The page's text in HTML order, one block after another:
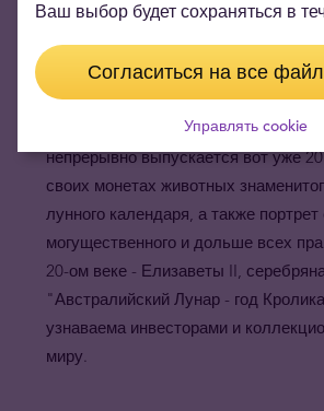
блеском и качеством деталей, не
кроме как называть эту монету
Серебряные монеты
Кролика" известны во всём мире.
коллекции "Australian Lunar Series",
непрерывно выпускается вот уже
своих монетах животных
лунного календаря, а также портрет
могущественного и дольше всех
20-ом веке - Елизаветы II,
"Австралийский Лунар - год
узнаваема инвесторами и
миру.
Ваш выбор будет сохраняться в
Согласиться на все
Управлять cookie